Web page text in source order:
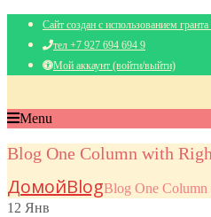
Сайт создан с использованием
тел +7 927 694 694 9
Мой аккаунт (войти/выйти)
Menu
Blog One Column with
ДомойBlogBlog One
12 Янв